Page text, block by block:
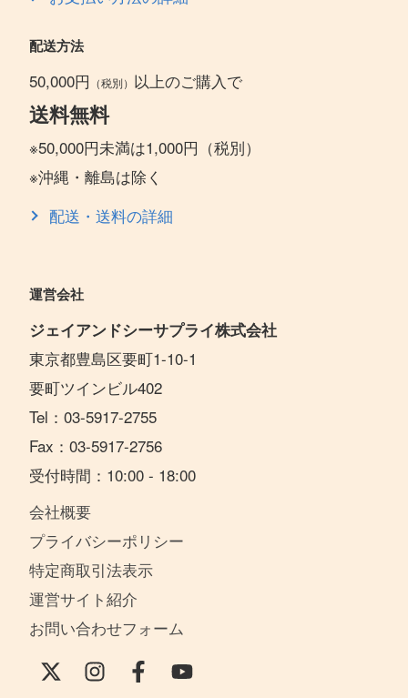
配送方法
50,000円 （税別） 以上のご購入で
送料無料
※50,000円未満は1,000円（税別）
※沖縄・離島は除く
配送・送料の詳細
運営会社
ジェイアンドシーサプライ株式会社
東京都豊島区要町1-10-1
要町ツインビル402
Tel：03-5917-2755
Fax：03-5917-2756
受付時間：10:00 - 18:00
会社概要
プライバシーポリシー
特定商取引法表示
運営サイト紹介
お問い合わせフォーム